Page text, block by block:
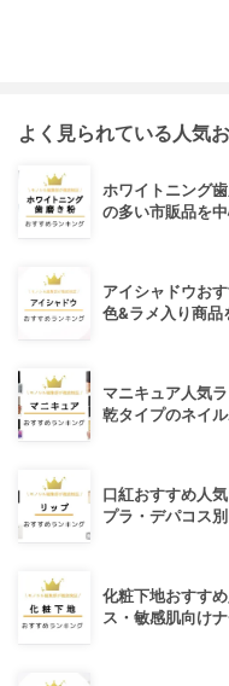
よく見られている人気
ホワイトニング
の多い市販品を
アイシャドウお
色&ラメ入り商品
マニキュア人気
乾タイプのネイ
口紅おすすめ人
プラ・デパコス別
化粧下地おすす
ス・敏感肌向け